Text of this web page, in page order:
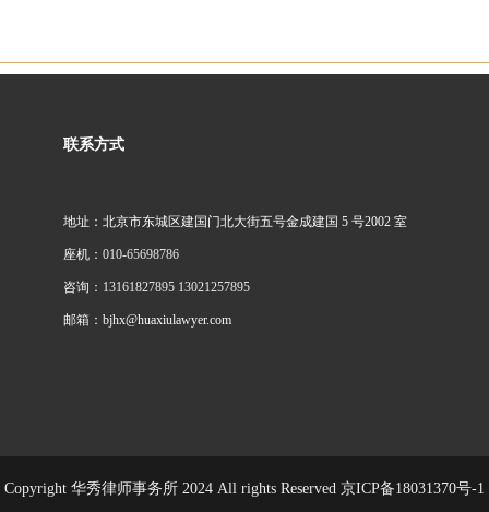
联系方式
地址：北京市东城区建国门北大街五号金成建国 5 号2002 室
座机： 010-65698786
咨询： 13161827895 13021257895
邮箱：bjhx@huaxiulawyer.com
Copyright 华秀律师事务所 2024 All rights Reserved 京ICP备18031370号-1